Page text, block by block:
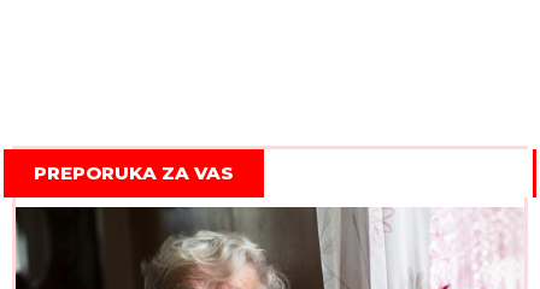
PREPORUKA ZA VAS